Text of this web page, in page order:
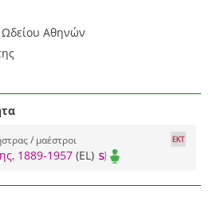
Αθηνών
/ μαέστροι
1889-1957 (EL)